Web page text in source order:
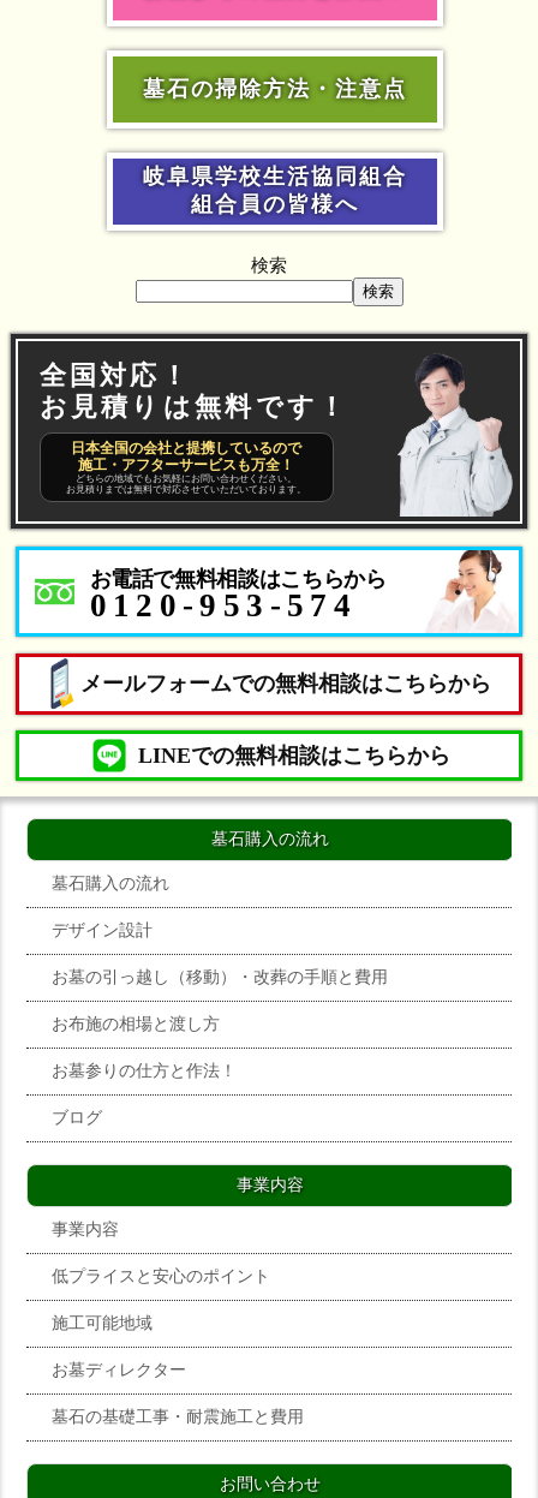
墓石の掃除方法・注意点
岐阜県学校生活協同組合
組合員の皆様へ
検索
検索
全国対応！
お見積りは無料です！
日本全国の会社と提携しているので
施工・アフターサービスも万全！
どちらの地域でもお気軽にお問い合わせください。
お見積りまでは無料で対応させていただいております。
お電話で無料相談はこちらから
0120-953-574
メールフォームでの無料相談はこちらから
LINEでの無料相談はこちらから
墓石購入の流れ
墓石購入の流れ
デザイン設計
お墓の引っ越し（移動）・改葬の手順と費用
お布施の相場と渡し方
お墓参りの仕方と作法！
ブログ
事業内容
事業内容
低プライスと安心のポイント
施工可能地域
お墓ディレクター
墓石の基礎工事・耐震施工と費用
お問い合わせ